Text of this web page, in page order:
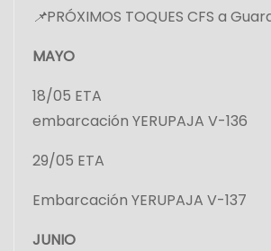
📌PRÓXIMOS TOQUES CFS a
MAYO
18/05 ETA
embarcación YERUPAJA V-136
29/05 ETA
Embarcación YERUPAJA V-137
JUNIO